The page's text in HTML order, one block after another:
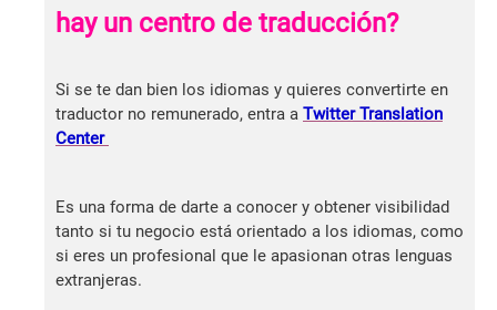
hay un centro de traducción?
Si se te dan bien los idiomas y quieres convertirte en
traductor no remunerado, entra a Twitter Translation
Center
Es una forma de darte a conocer y obtener visibilidad
tanto si tu negocio está orientado a los idiomas, como
si eres un profesional que le apasionan otras lenguas
extranjeras.